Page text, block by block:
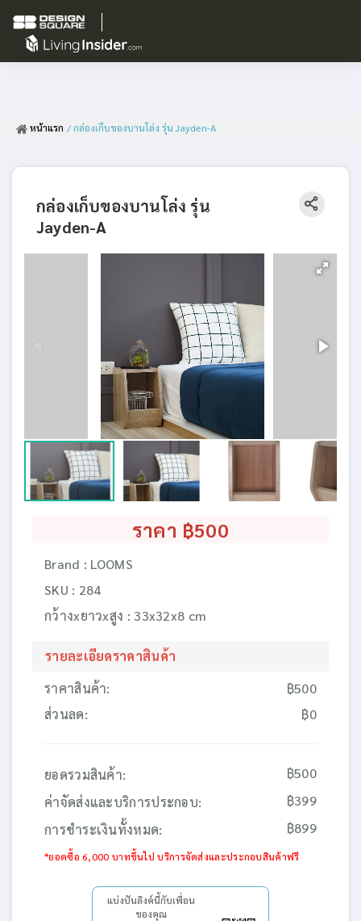
หน้าแรก / กล่องเก็บของบานโล่ง รุ่น Jayden-A
กล่องเก็บของบานโล่ง รุ่น
Jayden-A
ราคา ฿500
Brand : LOOMS
SKU : 284
กว้างxยาวxสูง : 33x32x8 cm
รายละเอียดราคาสินค้า
ราคาสินค้า:
ส่วนลด:
฿500
฿0
ยอดรวมสินค้า:
฿500
ค่าจัดส่งและบริการประกอบ:
฿399
การชำระเงินทั้งหมด:
฿899
*ยอดซื้อ 6,000 บาทขึ้นไป บริการจัดส่งและประกอบสินค้าฟรี
แบ่งปันลิงค์นี้กับเพื่อน
ของคุณ